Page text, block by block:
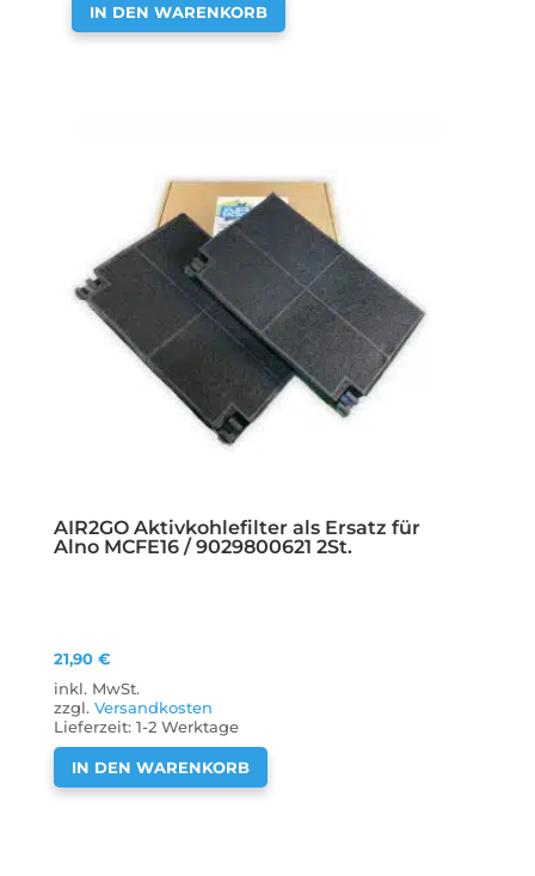
IN DEN WARENKORB
AIR2GO Aktivkohlefilter als Ersatz für
Alno MCFE16 / 9029800621 2St.
21,90€
inkl. MwSt.
zzgl.Versandkosten
Lieferzeit:1-2 Werktage
IN DEN WARENKORB